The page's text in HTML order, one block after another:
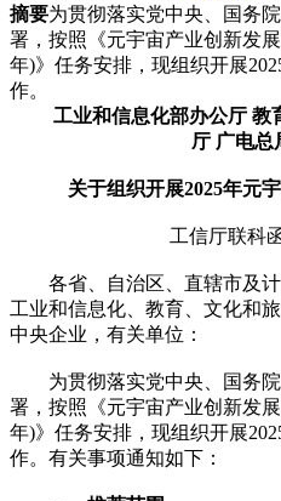
摘要为贯彻落实党中央、国务
署，按照《元宇宙产业创新发
年)》任务安排，现组织开展
作。
工业和信息化部办公厅 教
厅 广电总
关于组织开展2025年元宇
工信厅联科函
各省、自治区、直辖市及计
工业和信息化、教育、文化和
中央企业，有关单位：
为贯彻落实党中央、国务院
署，按照《元宇宙产业创新发
年)》任务安排，现组织开展
作。有关事项通知如下：